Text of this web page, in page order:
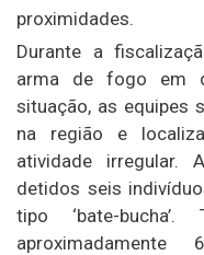
proximidades.
Durante a
arma de fogo em
situação, as equipes
na região e
atividade irregular.
detidos seis
tipo ‘bate-bucha’.